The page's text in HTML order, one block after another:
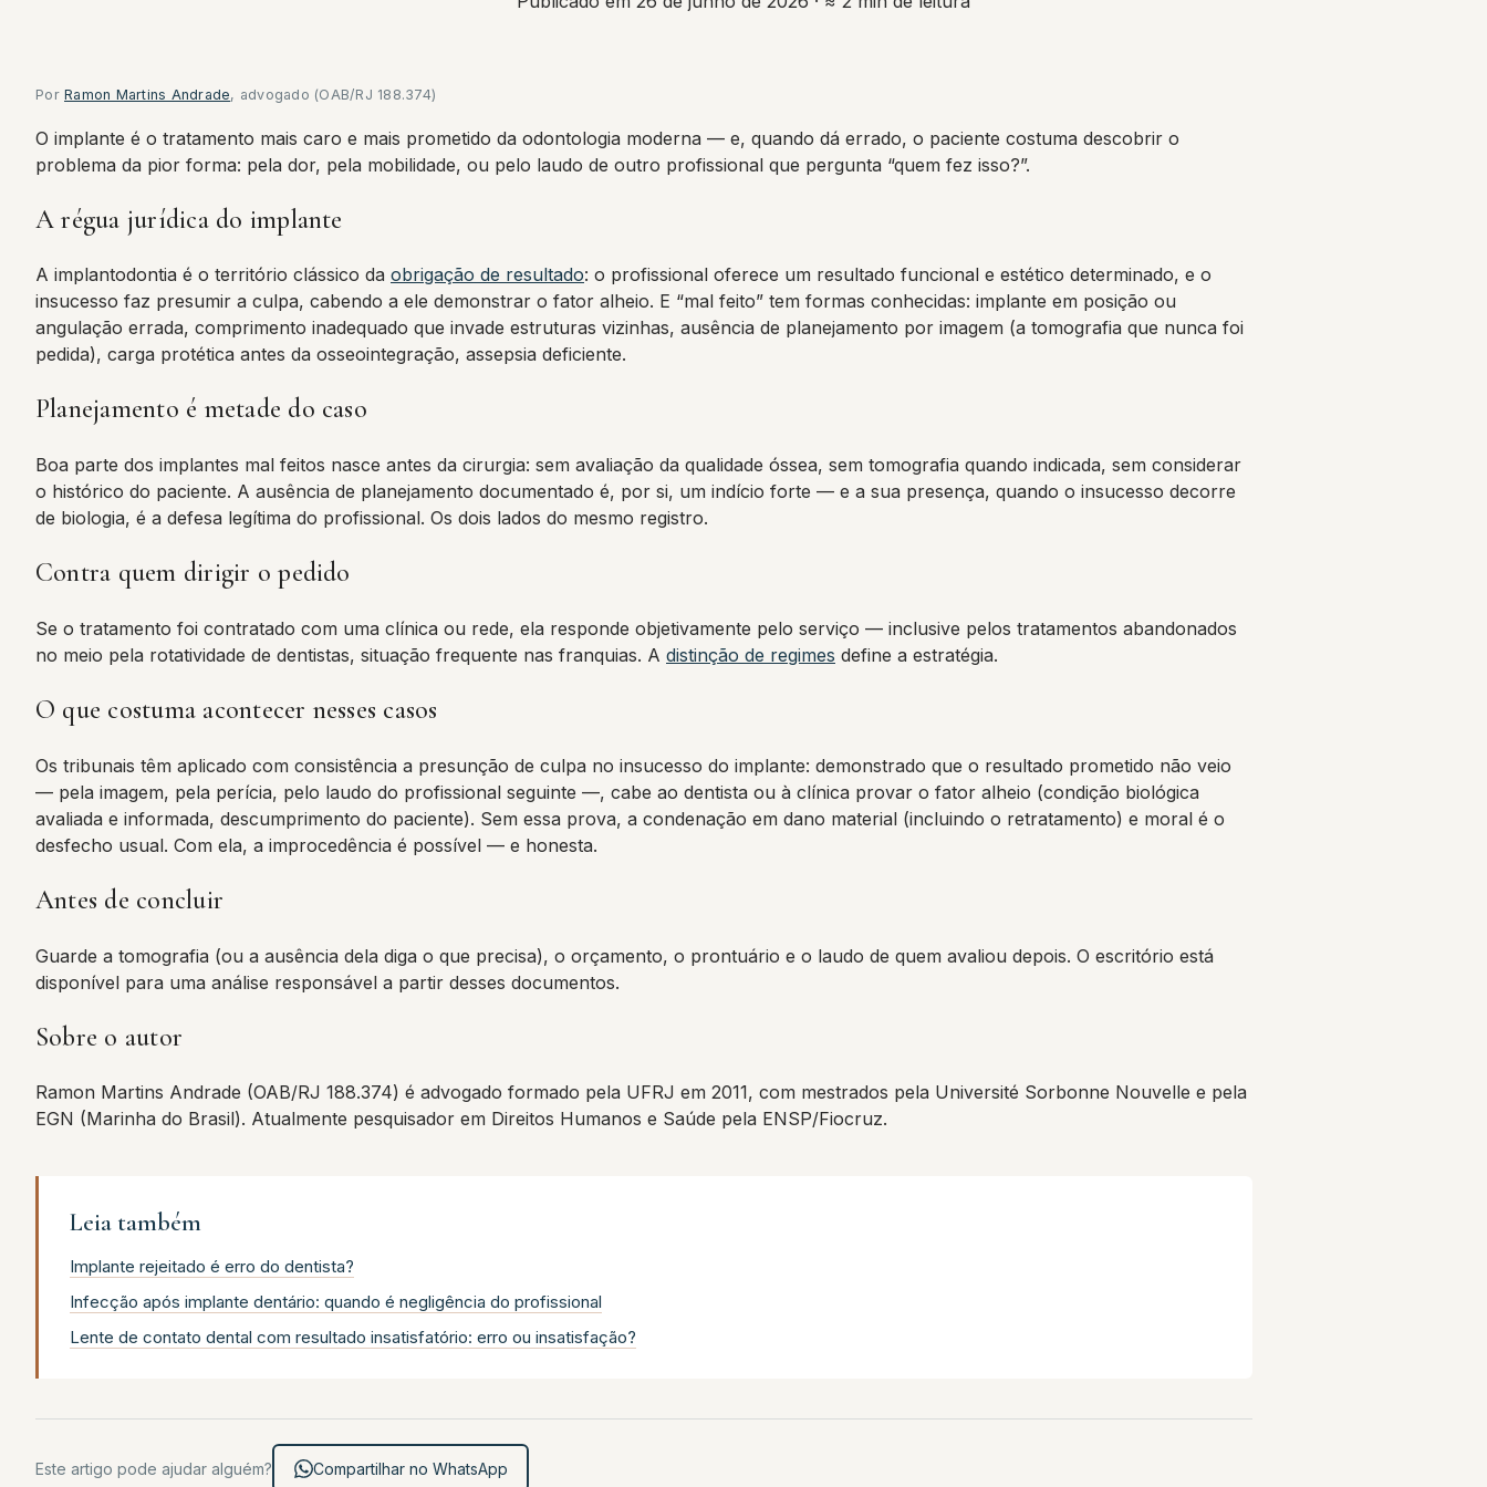
Por Ramon Martins Andrade, advogado (OAB/RJ 188.374)
O implante é o tratamento mais caro e mais prometido da odontologia moderna — e, quando dá errado, o paciente costuma descobrir o
problema da pior forma: pela dor, pela mobilidade, ou pelo laudo de outro profissional que pergunta “quem fez isso?”.
A régua jurídica do implante
A implantodontia é o território clássico da obrigação de resultado: o profissional oferece um resultado funcional e estético determinado, e o
insucesso faz presumir a culpa, cabendo a ele demonstrar o fator alheio. E “mal feito” tem formas conhecidas: implante em posição ou
angulação errada, comprimento inadequado que invade estruturas vizinhas, ausência de planejamento por imagem (a tomografia que nunca foi
pedida), carga protética antes da osseointegração, assepsia deficiente.
Planejamento é metade do caso
Boa parte dos implantes mal feitos nasce antes da cirurgia: sem avaliação da qualidade óssea, sem tomografia quando indicada, sem considerar
o histórico do paciente. A ausência de planejamento documentado é, por si, um indício forte — e a sua presença, quando o insucesso decorre
de biologia, é a defesa legítima do profissional. Os dois lados do mesmo registro.
Contra quem dirigir o pedido
Se o tratamento foi contratado com uma clínica ou rede, ela responde objetivamente pelo serviço — inclusive pelos tratamentos abandonados
no meio pela rotatividade de dentistas, situação frequente nas franquias. A distinção de regimes define a estratégia.
O que costuma acontecer nesses casos
Os tribunais têm aplicado com consistência a presunção de culpa no insucesso do implante: demonstrado que o resultado prometido não veio
— pela imagem, pela perícia, pelo laudo do profissional seguinte —, cabe ao dentista ou à clínica provar o fator alheio (condição biológica
avaliada e informada, descumprimento do paciente). Sem essa prova, a condenação em dano material (incluindo o retratamento) e moral é o
desfecho usual. Com ela, a improcedência é possível — e honesta.
Antes de concluir
Guarde a tomografia (ou a ausência dela diga o que precisa), o orçamento, o prontuário e o laudo de quem avaliou depois. O escritório está
disponível para uma análise responsável a partir desses documentos.
Sobre o autor
Ramon Martins Andrade (OAB/RJ 188.374) é advogado formado pela UFRJ em 2011, com mestrados pela Université Sorbonne Nouvelle e pela
EGN (Marinha do Brasil). Atualmente pesquisador em Direitos Humanos e Saúde pela ENSP/Fiocruz.
Leia também
Implante rejeitado é erro do dentista?
Infecção após implante dentário: quando é negligência do profissional
Lente de contato dental com resultado insatisfatório: erro ou insatisfação?
Este artigo pode ajudar alguém? Compartilhar no WhatsApp